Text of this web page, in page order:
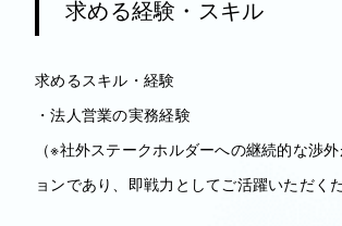
求める経験・スキル
求めるスキル・経験
・法人営業の実務経験
（※社外ステークホルダーへの継続的な渉
ョンであり、即戦力としてご活躍いただくた